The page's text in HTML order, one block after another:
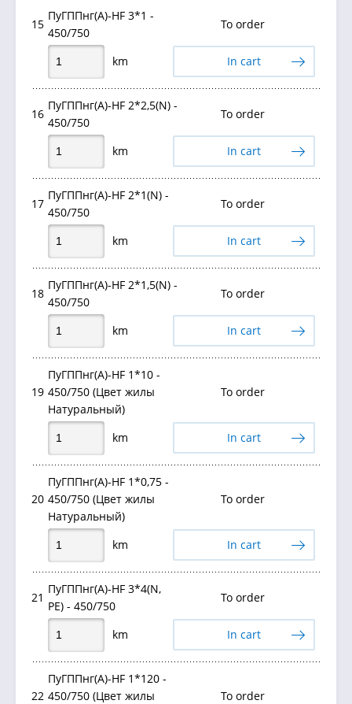
15
ПуГППнг(А)-HF 3*1 -
450/750
To order
km In cart
16
ПуГППнг(А)-HF 2*2,5(N) -
450/750
To order
km In cart
17
ПуГППнг(А)-HF 2*1(N) -
450/750
To order
km In cart
18
ПуГППнг(А)-HF 2*1,5(N) -
450/750
To order
km In cart
19
ПуГППнг(А)-HF 1*10 -
450/750 (Цвет жилы
Натуральный)
To order
km In cart
20
ПуГППнг(А)-HF 1*0,75 -
450/750 (Цвет жилы
Натуральный)
To order
km In cart
21
ПуГППнг(А)-HF 3*4(N,
PE) - 450/750
To order
km In cart
22
ПуГППнг(А)-HF 1*120 -
450/750 (Цвет жилы
To order